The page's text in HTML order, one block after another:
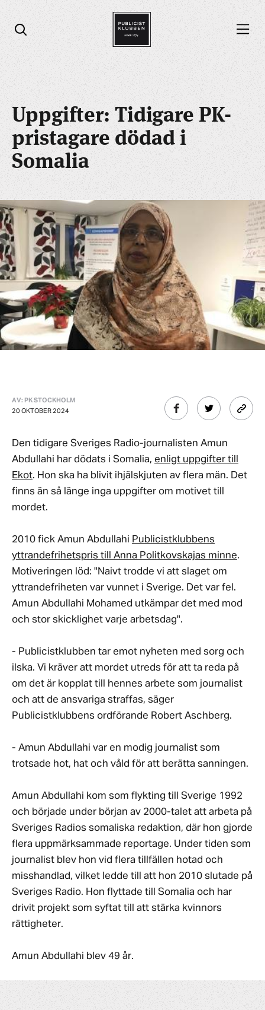
Öppna sök
Öppna menyn
Uppgifter: Tidigare PK-
pristagare dödad i
Somalia
AV: PK STOCKHOLM
20 OKTOBER 2024
Den tidigare Sveriges Radio-journalisten Amun
Abdullahi har dödats i Somalia, enligt uppgifter till
Ekot. Hon ska ha blivit ihjälskjuten av flera män. Det
finns än så länge inga uppgifter om motivet till
mordet.
2010 fick Amun Abdullahi Publicistklubbens
yttrandefrihetspris till Anna Politkovskajas minne.
Motiveringen löd: "Naivt trodde vi att slaget om
yttrandefriheten var vunnet i Sverige. Det var fel.
Amun Abdullahi Mohamed utkämpar det med mod
och stor skicklighet varje arbetsdag".
- Publicistklubben tar emot nyheten med sorg och
ilska. Vi kräver att mordet utreds för att ta reda på
om det är kopplat till hennes arbete som journalist
och att de ansvariga straffas, säger
Publicistklubbens ordförande Robert Aschberg.
- Amun Abdullahi var en modig journalist som
trotsade hot, hat och våld för att berätta sanningen.
Amun Abdullahi kom som flykting till Sverige 1992
och började under början av 2000-talet att arbeta på
Sveriges Radios somaliska redaktion, där hon gjorde
flera uppmärksammade reportage. Under tiden som
journalist blev hon vid flera tillfällen hotad och
misshandlad, vilket ledde till att hon 2010 slutade på
Sveriges Radio. Hon flyttade till Somalia och har
drivit projekt som syftat till att stärka kvinnors
rättigheter.
Amun Abdullahi blev 49 år.